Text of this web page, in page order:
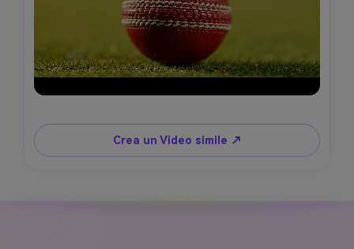
Crea un Video simile ↗